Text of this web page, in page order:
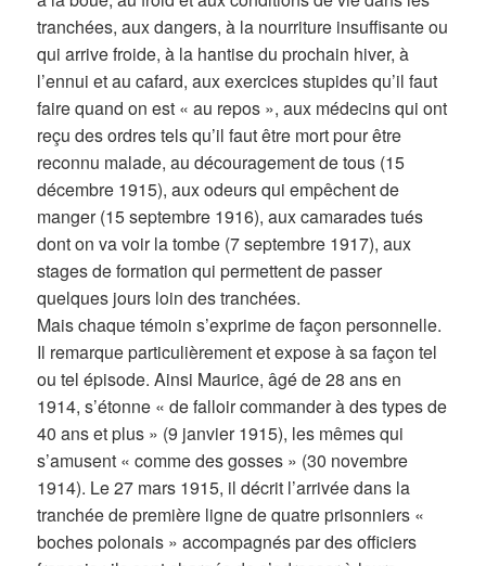
tranchées, aux dangers, à la nourriture insuffisante ou
qui arrive froide, à la hantise du prochain hiver, à
l’ennui et au cafard, aux exercices stupides qu’il faut
faire quand on est « au repos », aux médecins qui ont
reçu des ordres tels qu’il faut être mort pour être
reconnu malade, au découragement de tous (15
décembre 1915), aux odeurs qui empêchent de
manger (15 septembre 1916), aux camarades tués
dont on va voir la tombe (7 septembre 1917), aux
stages de formation qui permettent de passer
quelques jours loin des tranchées.
Mais chaque témoin s’exprime de façon personnelle.
Il remarque particulièrement et expose à sa façon tel
ou tel épisode. Ainsi Maurice, âgé de 28 ans en
1914, s’étonne « de falloir commander à des types de
40 ans et plus » (9 janvier 1915), les mêmes qui
s’amusent « comme des gosses » (30 novembre
1914). Le 27 mars 1915, il décrit l’arrivée dans la
tranchée de première ligne de quatre prisonniers «
boches polonais » accompagnés par des officiers